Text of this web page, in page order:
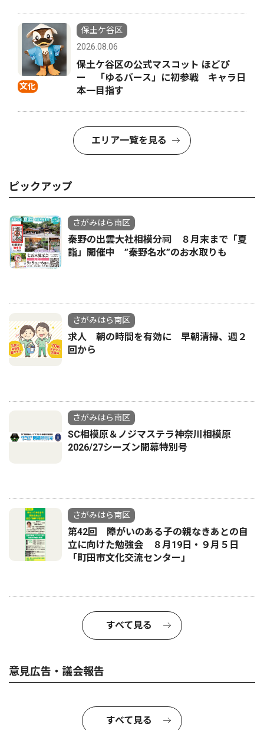
文化
保土ケ谷区
2026.08.06
保土ケ谷区の公式マスコット ほどぴ
ー 「ゆるバース」に初参戦 キャラ日
本一目指す
エリア一覧を見る
ピックアップ
さがみはら南区
秦野の出雲大社相模分祠 ８月末まで「夏
詣」開催中 ”秦野名水”のお水取りも
さがみはら南区
求人 朝の時間を有効に 早朝清掃、週２
回から
さがみはら南区
SC相模原＆ノジマステラ神奈川相模原
2026/27シーズン開幕特別号
さがみはら南区
第42回 障がいのある子の親なきあとの自
立に向けた勉強会 ８月19日・９月５日
「町田市文化交流センター」
すべて見る
意見広告・議会報告
すべて見る